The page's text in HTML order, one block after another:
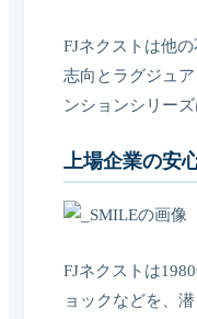
FJネクストは他
志向とラグジュ
ンションシリー
上場企業の安
FJネクストは
ョックなどを、